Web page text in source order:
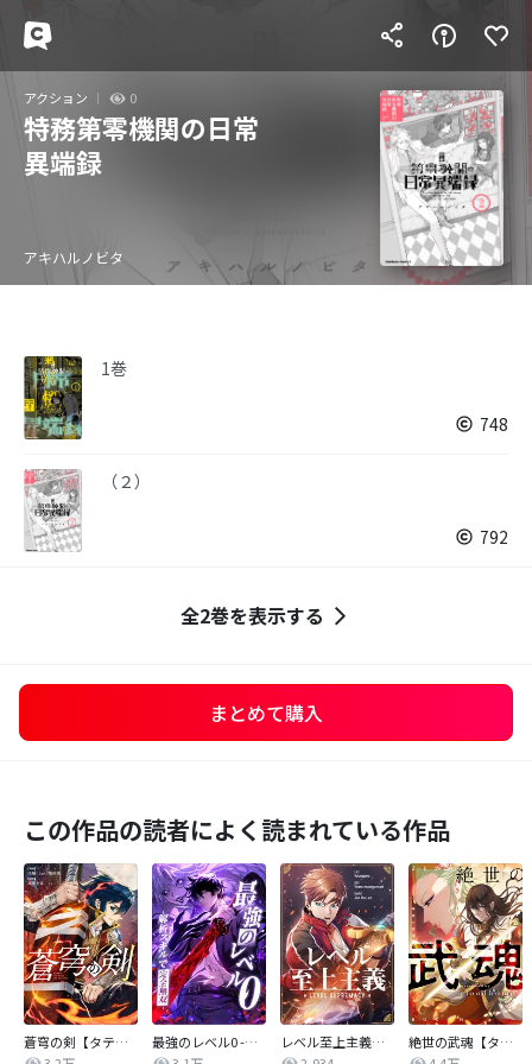
アクション 0
特務第零機関の日常
異端録
アキハルノビタ
1巻
748
（２）
792
全2巻を表示する
まとめて購入
この作品の読者によく読まれている作品
蒼穹の剣【タテヨミ】
最強のレベル0 -解析スキルで完全無双-【タテヨミ】
レベル至上主義【タテヨミ】
絶世の武魂【タテヨミ】